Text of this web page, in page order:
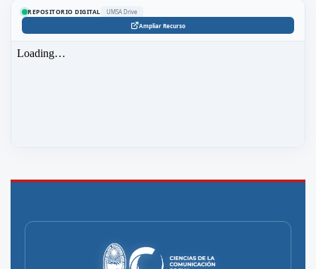
REPOSITORIO DIGITAL
UMSA Drive
Ampliar Recurso